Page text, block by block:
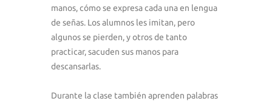
manos, cómo se expresa cada una en lengua
de señas. Los alumnos les imitan, pero
algunos se pierden, y otros de tanto
practicar, sacuden sus manos para
descansarlas.
Durante la clase también aprenden palabras